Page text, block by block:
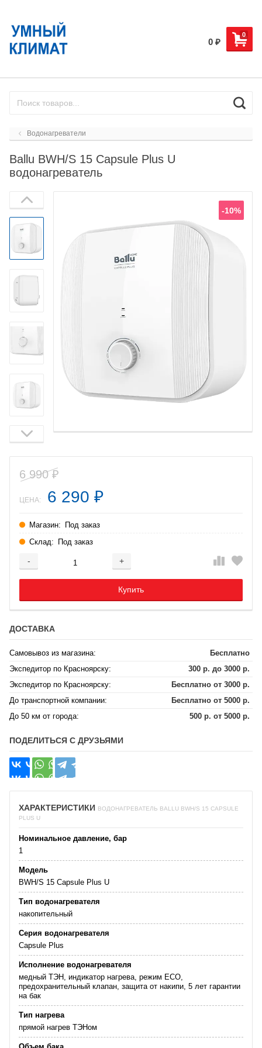
0
0 ₽
Водонагреватели
Ballu BWH/S 15 Capsule Plus U
водонагреватель
-10%
6 990₽
ЦЕНА: 6 290 ₽
Магазин:
Под заказ
Склад:
Под заказ
- +
Добавляется...
Купить
Добавлен
ДОСТАВКА
Самовывоз из магазина:
Бесплатно
Экспедитор по Красноярску:
300 р. до 3000 р.
Экспедитор по Красноярску:
Бесплатно от 3000 р.
До транспортной компании:
Бесплатно от 5000 р.
До 50 км от города:
500 р. от 5000 р.
ПОДЕЛИТЬСЯ С ДРУЗЬЯМИ
ХАРАКТЕРИСТИКИ ВОДОНАГРЕВАТЕЛЬ BALLU BWH/S 15 CAPSULE
PLUS U
Номинальное давление, бар
1
Модель
BWH/S 15 Capsule Plus U
Тип водонагревателя
накопительный
Серия водонагревателя
Capsule Plus
Исполнение водонагревателя
медный ТЭН, индикатор нагрева, режим ECO,
предохранительный клапан, защита от накипи, 5 лет гарантии
на бак
Тип нагрева
прямой нагрев ТЭНом